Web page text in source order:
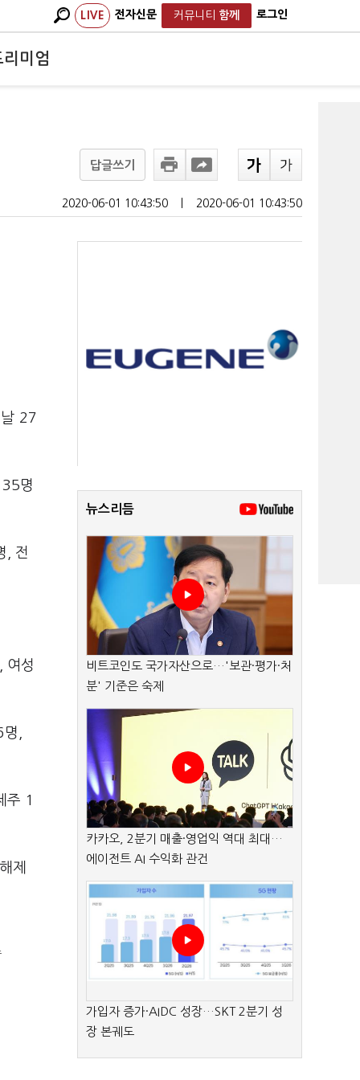
LIVE 전자신문 커뮤니티 함께 로그인
리미엄
답글쓰기
2020-06-01 10:43:50 2020-06-01 10:43:50
27
명
, 전
여성
,
주 1
제
뉴스리듬
비트코인도 국가자산으로…'보관·평가·처
분' 기준은 숙제
카카오, 2분기 매출·영업익 역대 최대…
에이전트 AI 수익화 관건
가입자 증가·AIDC 성장…SKT 2분기 성
장 본궤도